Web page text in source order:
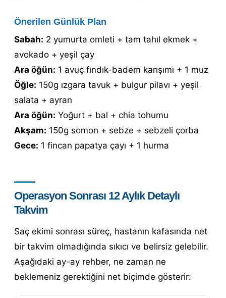
Önerilen Günlük Plan
Sabah: 2 yumurta omleti + tam tahıl ekmek +
avokado + yeşil çay
Ara öğün: 1 avuç fındık-badem karışımı + 1 muz
Öğle: 150g ızgara tavuk + bulgur pilavı + yeşil
salata + ayran
Ara öğün: Yoğurt + bal + chia tohumu
Akşam: 150g somon + sebze + sebzeli çorba
Gece: 1 fincan papatya çayı + 1 hurma
Operasyon Sonrası 12 Aylık Detaylı
Takvim
Saç ekimi sonrası süreç, hastanın kafasında net
bir takvim olmadığında sıkıcı ve belirsiz gelebilir.
Aşağıdaki ay-ay rehber, ne zaman ne
beklemeniz gerektiğini net biçimde gösterir: